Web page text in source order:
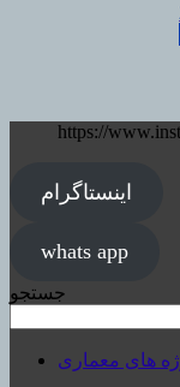
https://
اینستاگرام
whats app
جستجو
های معماری